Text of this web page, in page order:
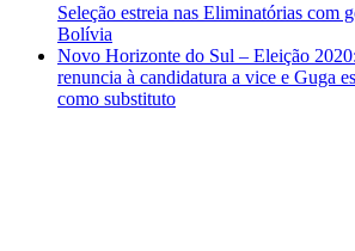
Seleção estreia nas Eliminatórias com
Bolívia
Novo Horizonte do Sul – Eleição
renuncia à candidatura a vice e Guga
como substituto